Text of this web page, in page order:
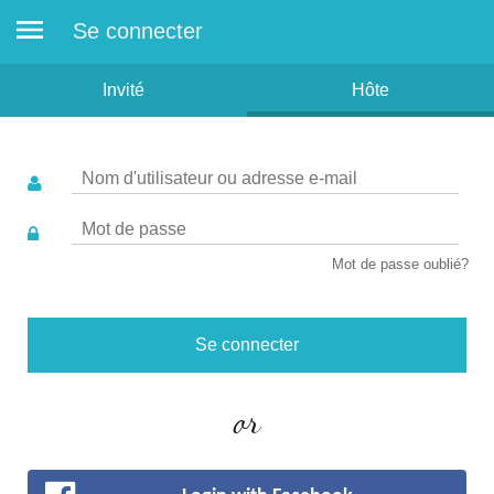
Se connecter
Invité Hôte
Mot de passe oublié?
or